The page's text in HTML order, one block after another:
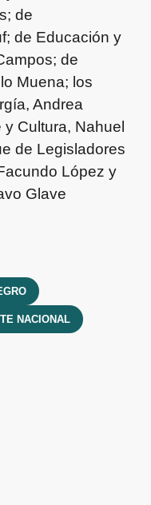
de
de Educación y
de
Muena; los
Andrea
Cultura, Nahuel
de Legisladores
López y
Glave
NACIONAL